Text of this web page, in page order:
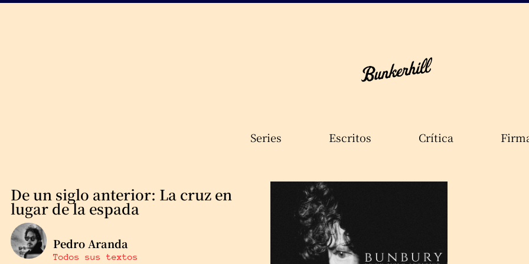
Series Escritos Crítica
De un siglo anterior: La cruz en
lugar de la espada
Pedro Aranda
Todos sus textos